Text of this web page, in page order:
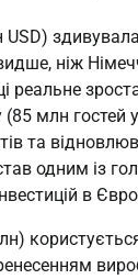
USD)
ніж
реальне
млн гостей
та
одним із
в